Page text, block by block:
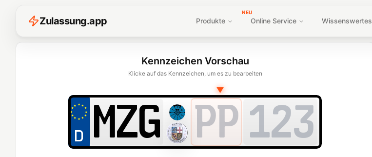
Zulassung.app Produkte
NEU
Online Service Wissenswertes
Kennzeichen Vorschau
Klicke auf das Kennzeichen, um es zu bearbeiten
▼
PP 123